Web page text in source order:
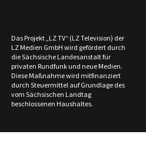
Das Projekt „LZ TV“ (LZ Television) der
LZ Medien GmbH wird gefördert durch
die Sächsische Landesanstalt für
privaten Rundfunk und neue Medien.
Diese Maßnahme wird mitfinanziert
durch Steuermittel auf Grundlage des
vom Sächsischen Landtag
beschlossenen Haushaltes.